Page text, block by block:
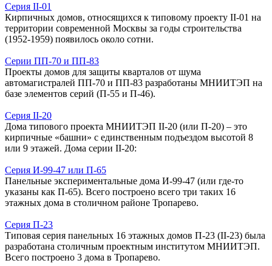
Серия II-01
Кирпичных домов, относящихся к типовому проекту II-01 на
территории современной Москвы за годы строительства
(1952-1959) появилось около сотни.
Серии ПП-70 и ПП-83
Проекты домов для защиты кварталов от шума
автомагистралей ПП-70 и ПП-83 разработаны МНИИТЭП на
базе элементов серий (П-55 и П-46).
Серия II-20
Дома типового проекта МНИИТЭП II-20 (или П-20) – это
кирпичные «башни» с единственным подъездом высотой 8
или 9 этажей. Дома серии II-20:
Серия И-99-47 или П-65
Панельные экспериментальные дома И-99-47 (или где-то
указаны как П-65). Всего построено всего три таких 16
этажных дома в столичном районе Тропарево.
Серия П-23
Типовая серия панельных 16 этажных домов П-23 (II-23) была
разработана столичным проектным институтом МНИИТЭП.
Всего построено 3 дома в Тропарево.